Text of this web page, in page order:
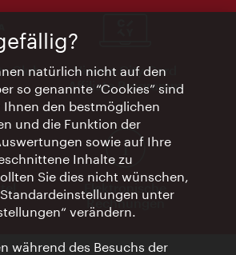
Club
Vienna City Card
Affiliate Programm
Elektronische
Rechnungen
natürlich nicht auf den
so genannte “Cookies” sind
den bestmöglichen
und die Funktion der
sowie auf Ihre
Inhalte zu
Sie dies nicht wünschen,
unter
verändern.
während des Besuchs der